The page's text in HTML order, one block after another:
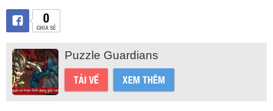
0
CHIA SẺ
Puzzle Guardians
TẢI VỀ XEM THÊM